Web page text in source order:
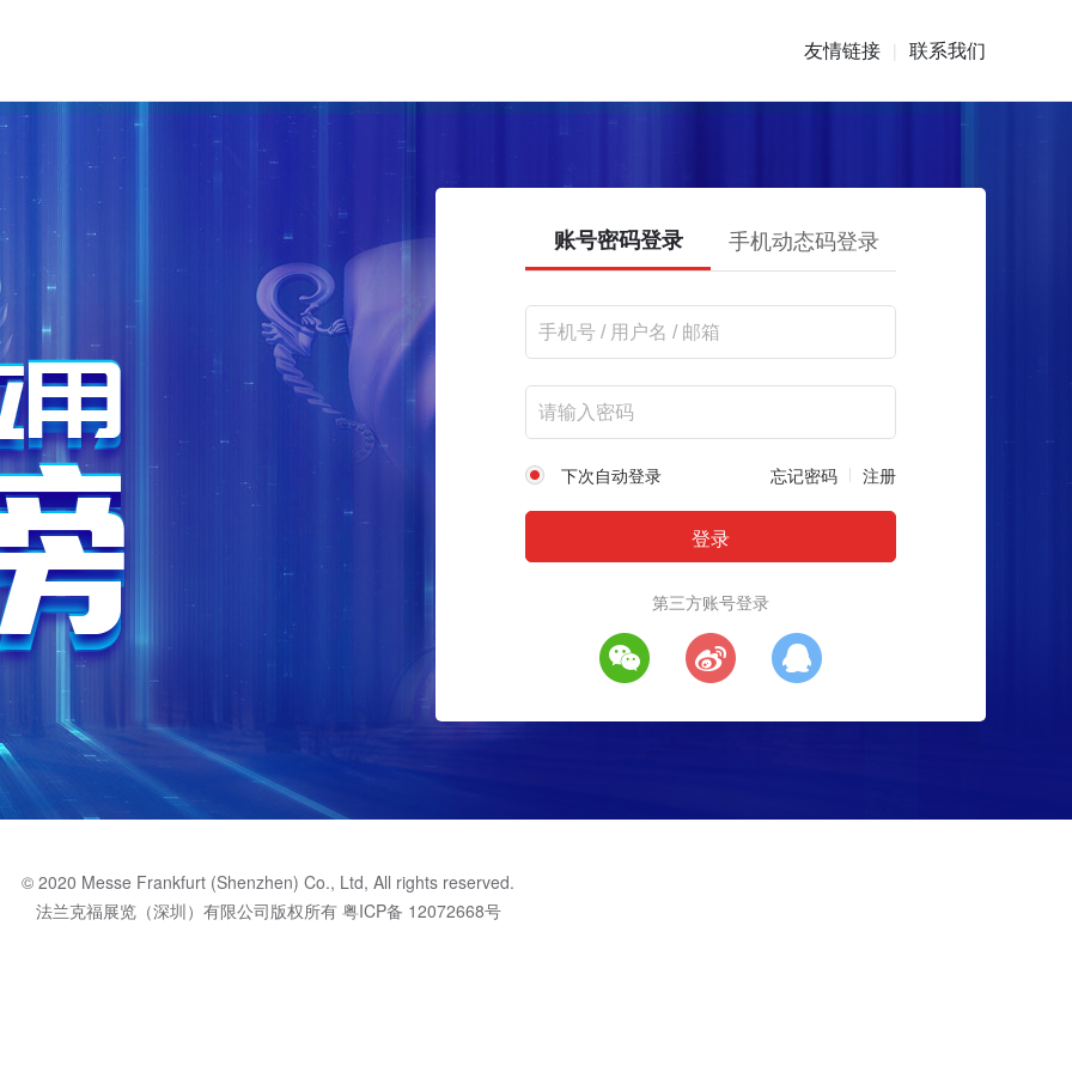
友情链接 | 联系我们
账号密码登录 手机动态码登录
下次自动登录 忘记密码 注册
第三方账号登录
© 2020 Messe Frankfurt (Shenzhen) Co., Ltd, All rights reserved.
法兰克福展览（深圳）有限公司版权所有 粤ICP备 12072668号